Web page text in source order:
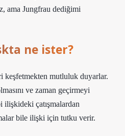
ama Jungfrau dediğimi
ne ister?
mutluluk duyarlar.
ve zaman geçirmeyi
çatışmalardan
bile ilişki için tutku verir.